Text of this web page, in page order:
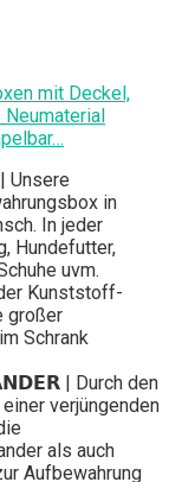
mit Deckel,
in
In jeder
Hundefutter,
uvm.
Kunststoff-
großer
Schrank
| Durch den
verjüngenden
als auch
Aufbewahrung